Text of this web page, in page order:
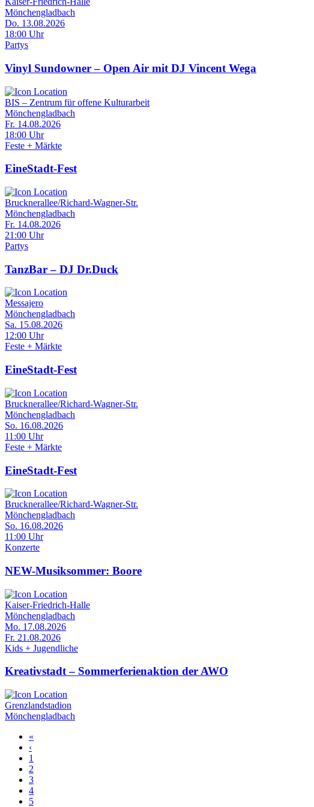
Mönchengladbach
Do. 13.08.2026
18:00 Uhr
Partys
Vinyl Sundowner – Open Air mit DJ Vincent Wega
BIS – Zentrum für offene Kulturarbeit
Mönchengladbach
Fr. 14.08.2026
18:00 Uhr
Feste + Märkte
EineStadt-Fest
Brucknerallee/Richard-Wagner-Str.
Mönchengladbach
Fr. 14.08.2026
21:00 Uhr
Partys
TanzBar – DJ Dr.Duck
Messajero
Mönchengladbach
Sa. 15.08.2026
12:00 Uhr
Feste + Märkte
EineStadt-Fest
Brucknerallee/Richard-Wagner-Str.
Mönchengladbach
So. 16.08.2026
11:00 Uhr
Feste + Märkte
EineStadt-Fest
Brucknerallee/Richard-Wagner-Str.
Mönchengladbach
So. 16.08.2026
11:00 Uhr
Konzerte
NEW-Musiksommer: Boore
Kaiser-Friedrich-Halle
Mönchengladbach
Mo. 17.08.2026
Fr. 21.08.2026
Kids + Jugendliche
Kreativstadt – Sommerferienaktion der AWO
Grenzlandstadion
Mönchengladbach
Seitennummerierung
Erste
Seite
«
Vorherige
Seite
‹
Seite
1
Seite
2
Seite
3
Seite
4
Seite
5